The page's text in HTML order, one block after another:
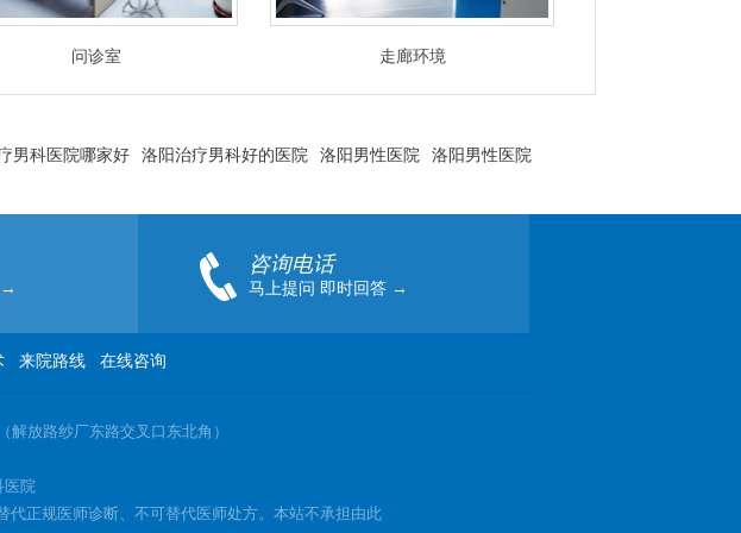
问诊室 走廊环境
男科医院哪家好 洛阳治疗男科好的医院 洛阳男性医院 洛阳男性医院
→
咨询电话
马上提问 即时回答 →
来院路线 在线咨询
解放路纱厂东路交叉口东北角）
医院
代正规医师诊断、不可替代医师处方。本站不承担由此